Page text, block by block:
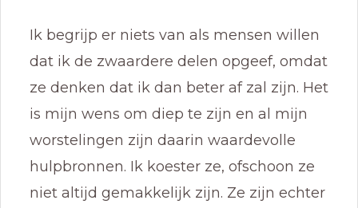
Ik begrijp er niets van als mensen willen
dat ik de zwaardere delen opgeef, omdat
ze denken dat ik dan beter af zal zijn. Het
is mijn wens om diep te zijn en al mijn
worstelingen zijn daarin waardevolle
hulpbronnen. Ik koester ze, ofschoon ze
niet altijd gemakkelijk zijn. Ze zijn echter